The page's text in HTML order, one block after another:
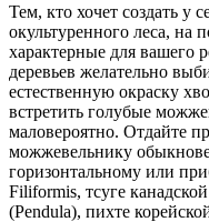
Тем, кто хочет создать у
окультуренного леса, на
характерные для вашего
деревьев желательно
естественную окраску
встретить голубые
маловероятно. Отдайте
можжевельнику
горизонтальному или
Filiformis, тсуге
(Pendula), пихте